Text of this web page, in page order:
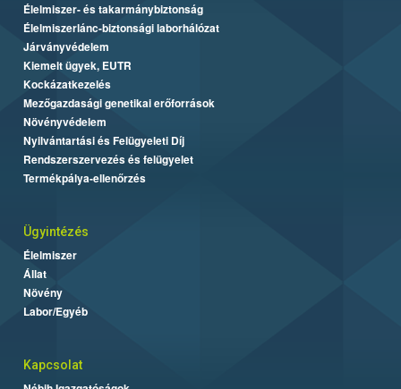
Élelmiszer- és takarmánybiztonság
Élelmiszerlánc-biztonsági laborhálózat
Járványvédelem
Kiemelt ügyek, EUTR
Kockázatkezelés
Mezőgazdasági genetikai erőforrások
Növényvédelem
Nyilvántartási és Felügyeleti Díj
Rendszerszervezés és felügyelet
Termékpálya-ellenőrzés
Ügyintézés
Élelmiszer
Állat
Növény
Labor/Egyéb
Kapcsolat